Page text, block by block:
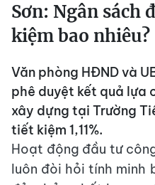
Sơn: Ngân sách
kiệm bao nhiêu?
Văn phòng HĐND và
phê duyệt kết quả lựa
xây dựng tại Trường
tiết kiệm 1,11%.
Hoạt động đầu tư
luôn đòi hỏi tính minh